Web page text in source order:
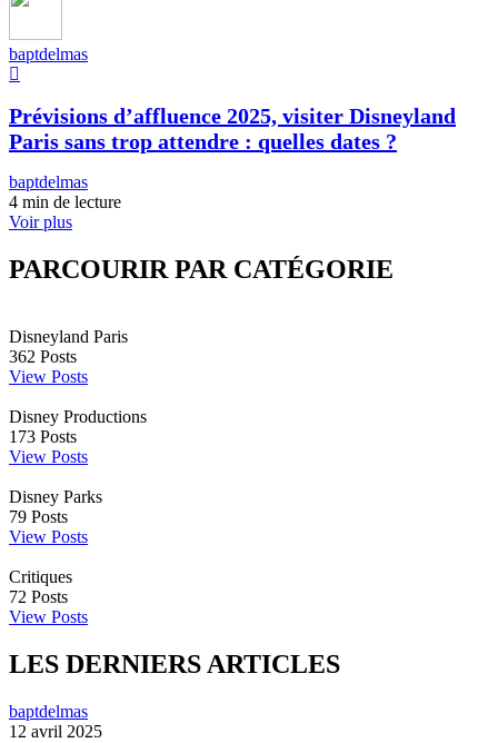
baptdelmas
Prévisions d’affluence 2025, visiter Disneyland
Paris sans trop attendre : quelles dates ?
baptdelmas
4 min de lecture
Voir plus
PARCOURIR PAR CATÉGORIE
Disneyland Paris
362 Posts
View Posts
Disney Productions
173 Posts
View Posts
Disney Parks
79 Posts
View Posts
Critiques
72 Posts
View Posts
LES DERNIERS ARTICLES
baptdelmas
12 avril 2025